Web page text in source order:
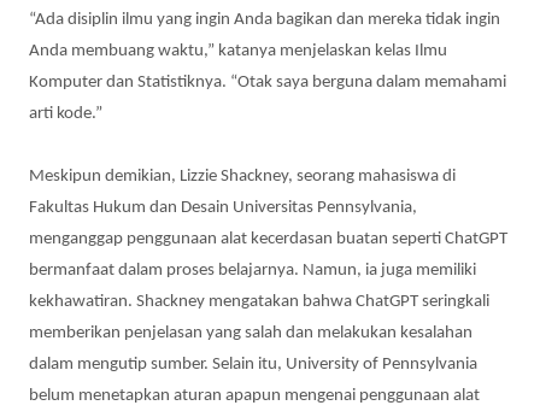
“Ada disiplin ilmu yang ingin Anda bagikan dan mereka tidak ingin
Anda membuang waktu,” katanya menjelaskan kelas Ilmu
Komputer dan Statistiknya. “Otak saya berguna dalam memahami
arti kode.”
Meskipun demikian, Lizzie Shackney, seorang mahasiswa di
Fakultas Hukum dan Desain Universitas Pennsylvania,
menganggap penggunaan alat kecerdasan buatan seperti ChatGPT
bermanfaat dalam proses belajarnya. Namun, ia juga memiliki
kekhawatiran. Shackney mengatakan bahwa ChatGPT seringkali
memberikan penjelasan yang salah dan melakukan kesalahan
dalam mengutip sumber. Selain itu, University of Pennsylvania
belum menetapkan aturan apapun mengenai penggunaan alat